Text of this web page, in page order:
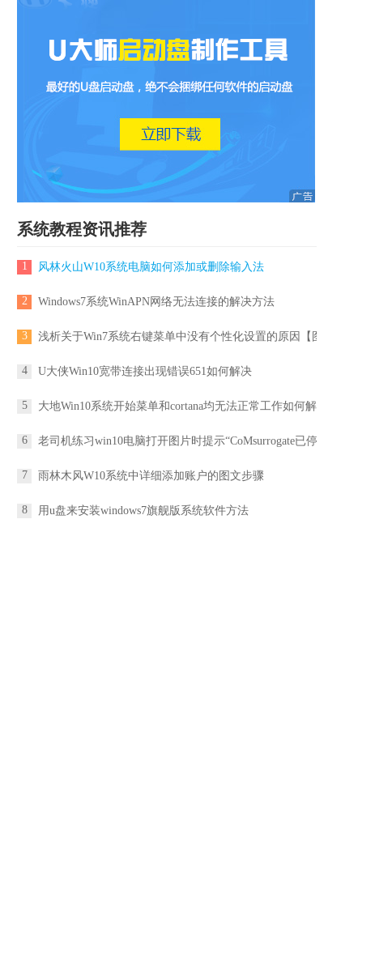
系统教程资讯推荐
1 风林火山W10系统电脑如何添加或删除输入法
2 Windows7系统WinAPN网络无法连接的解决方法
3 浅析关于Win7系统右键菜单中没有个性化设置的原因【图】
4 U大侠Win10宽带连接出现错误651如何解决
5 大地Win10系统开始菜单和cortana均无法正常工作如何解决？
6 老司机练习win10电脑打开图片时提示“CoMsurrogate已停止工作”的
7 雨林木风W10系统中详细添加账户的图文步骤
8 用u盘来安装windows7旗舰版系统软件方法